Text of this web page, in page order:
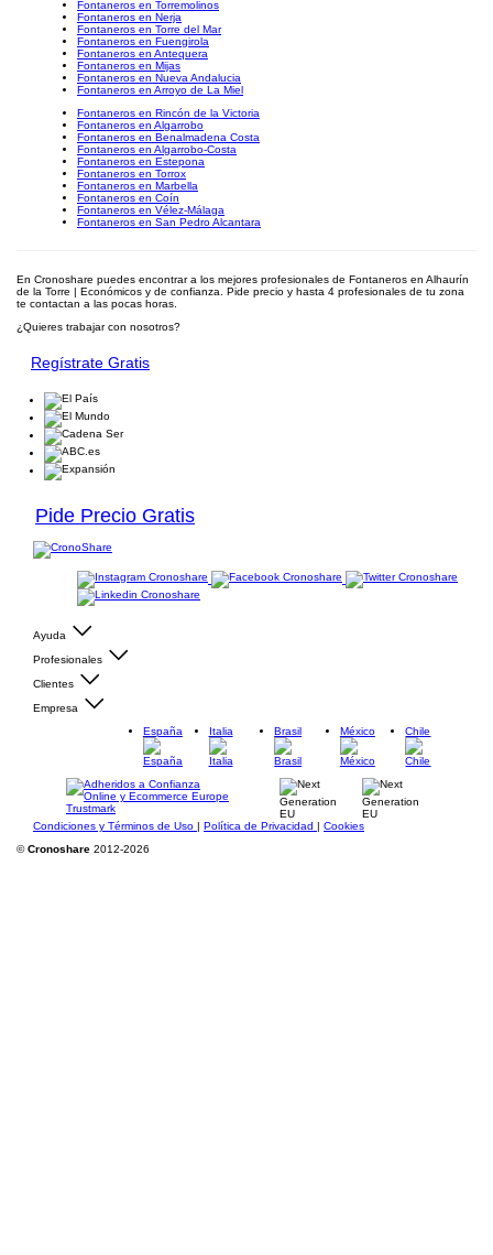
Fontaneros en Torremolinos
Fontaneros en Nerja
Fontaneros en Torre del Mar
Fontaneros en Fuengirola
Fontaneros en Antequera
Fontaneros en Mijas
Fontaneros en Nueva Andalucia
Fontaneros en Arroyo de La Miel
Fontaneros en Rincón de la Victoria
Fontaneros en Algarrobo
Fontaneros en Benalmadena Costa
Fontaneros en Algarrobo-Costa
Fontaneros en Estepona
Fontaneros en Torrox
Fontaneros en Marbella
Fontaneros en Coín
Fontaneros en Vélez-Málaga
Fontaneros en San Pedro Alcantara
En Cronoshare puedes encontrar a los mejores profesionales de Fontaneros en Alhaurín
de la Torre | Económicos y de confianza. Pide precio y hasta 4 profesionales de tu zona
te contactan a las pocas horas.
¿Quieres trabajar con nosotros?
Regístrate Gratis
Pide Precio Gratis
Ayuda
Profesionales
Clientes
Empresa
España
Italia Brasil México Chile
Condiciones y Términos de Uso | Política de Privacidad | Cookies
©Cronoshare 2012-2026